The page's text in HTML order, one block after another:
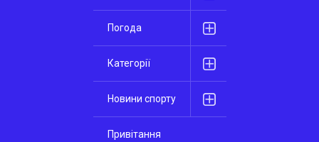
Погода
Категорії
Новини спорту
Привітання